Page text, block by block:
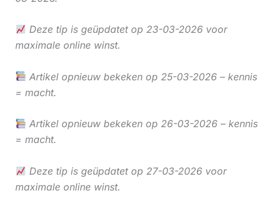
Deze tip is geüpdatet op 23-03-2026 voor
maximale online winst.
Artikel opnieuw bekeken op 25-03-2026 – kennis
= macht.
Artikel opnieuw bekeken op 26-03-2026 – kennis
= macht.
Deze tip is geüpdatet op 27-03-2026 voor
maximale online winst.